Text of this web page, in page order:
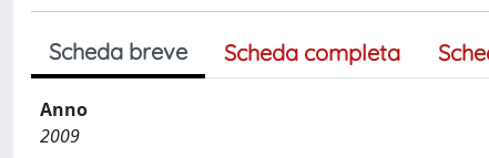
Scheda breve Scheda completa
Anno
2009